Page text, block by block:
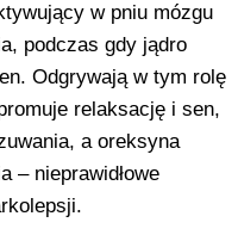
w pniu mózgu
podczas gdy jądro
Odgrywają w tym rolę
relaksację i sen,
a oreksyna
– nieprawidłowe